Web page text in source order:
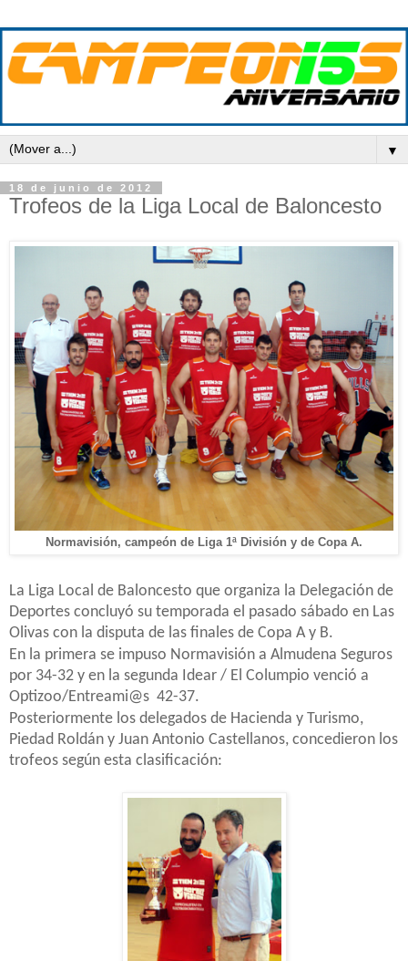
▼
18 de junio de 2012
Trofeos de la Liga Local de Baloncesto
Normavisión, campeón de Liga 1ª División y de Copa A.
La Liga Local de Baloncesto que organiza la Delegación de
Deportes concluyó su temporada el pasado sábado en Las
Olivas con la disputa de las finales de Copa A y B.
En la primera se impuso Normavisión a Almudena Seguros
por 34-32 y en la segunda Idear / El Columpio venció a
Optizoo/Entreami@s 42-37.
Posteriormente los delegados de Hacienda y Turismo,
Piedad Roldán y Juan Antonio Castellanos, concedieron los
trofeos según esta clasificación: